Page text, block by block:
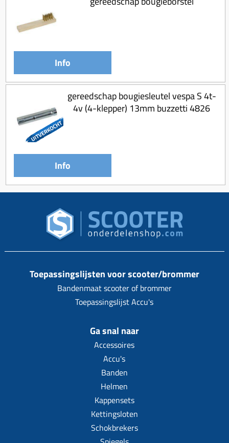
Info
gereedschap bougiesleutel vespa S 4t-
4v (4-klepper) 13mm buzzetti 4826
Info
Toepassingslijsten voor scooter/brommer
Bandenmaat scooter of brommer
Toepassingslijst Accu's
Ga snal naar
Accessoires
Accu's
Banden
Helmen
Kappensets
Kettingsloten
Schokbrekers